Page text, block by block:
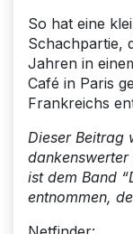
So hat eine
Schachpartie,
Jahren in
Café in Paris
Frankreichs
Dieser Beitrag
ist dem Band
entnommen,